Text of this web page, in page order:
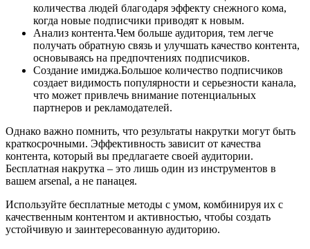
количества людей благодаря эффекту снежного кома,
когда новые подписчики приводят к новым.
Анализ контента.Чем больше аудитория, тем легче
получать обратную связь и улучшать качество контента,
основываясь на предпочтениях подписчиков.
Создание имиджа.Большое количество подписчиков
создает видимость популярности и серьезности канала,
что может привлечь внимание потенциальных
партнеров и рекламодателей.
Однако важно помнить, что результаты накрутки могут быть
краткосрочными. Эффективность зависит от качества
контента, который вы предлагаете своей аудитории.
Бесплатная накрутка – это лишь один из инструментов в
вашем arsenal, а не панацея.
Используйте бесплатные методы с умом, комбинируя их с
качественным контентом и активностью, чтобы создать
устойчивую и заинтересованную аудиторию.